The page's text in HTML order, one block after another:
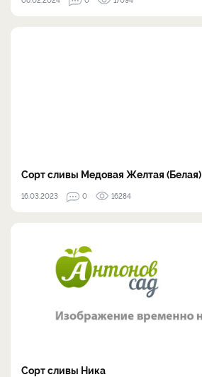
Сорт сливы Медовая Желтая (Белая)
16.03.2023 0 16284
Сорт сливы Ника